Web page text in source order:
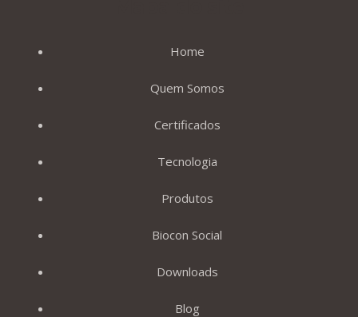
Home
Quem Somos
Certificados
Tecnologia
Produtos
Biocon Social
Downloads
Blog